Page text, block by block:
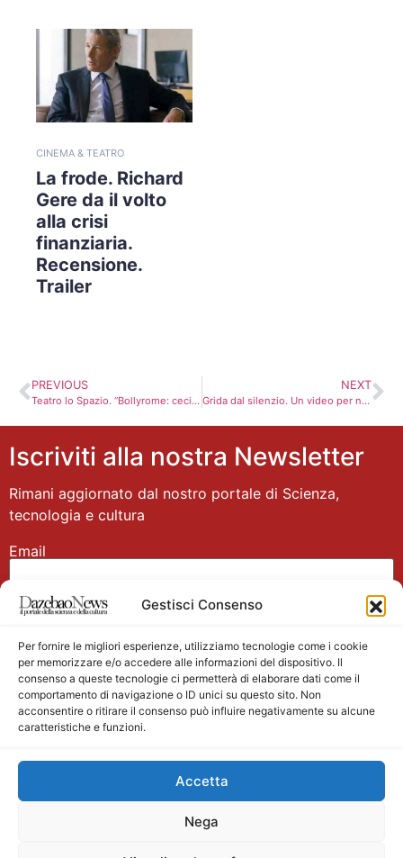
Gestisci Consenso
Per fornire le migliori esperienze, utilizziamo tecnologie come i cookie
per memorizzare e/o accedere alle informazioni del dispositivo. Il
consenso a queste tecnologie ci permetterà di elaborare dati come il
comportamento di navigazione o ID unici su questo sito. Non
acconsentire o ritirare il consenso può influire negativamente su alcune
caratteristiche e funzioni.
Accetta
Nega
CINEMA & TEATRO
La frode. Richard
Gere da il volto
alla crisi
finanziaria.
Recensione.
Trailer
PREVIOUS
Teatro lo Spazio. “Bollyrome: ceci e cipolle”, libertà sorride alla multicultura. La recensione
NEXT
Grida dal silenzio. Un video per non dimenticare la strage di Ustica
Iscriviti alla nostra Newsletter
Rimani aggiornato dal nostro portale di Scienza,
tecnologia e cultura
Email
Nome
Main partner